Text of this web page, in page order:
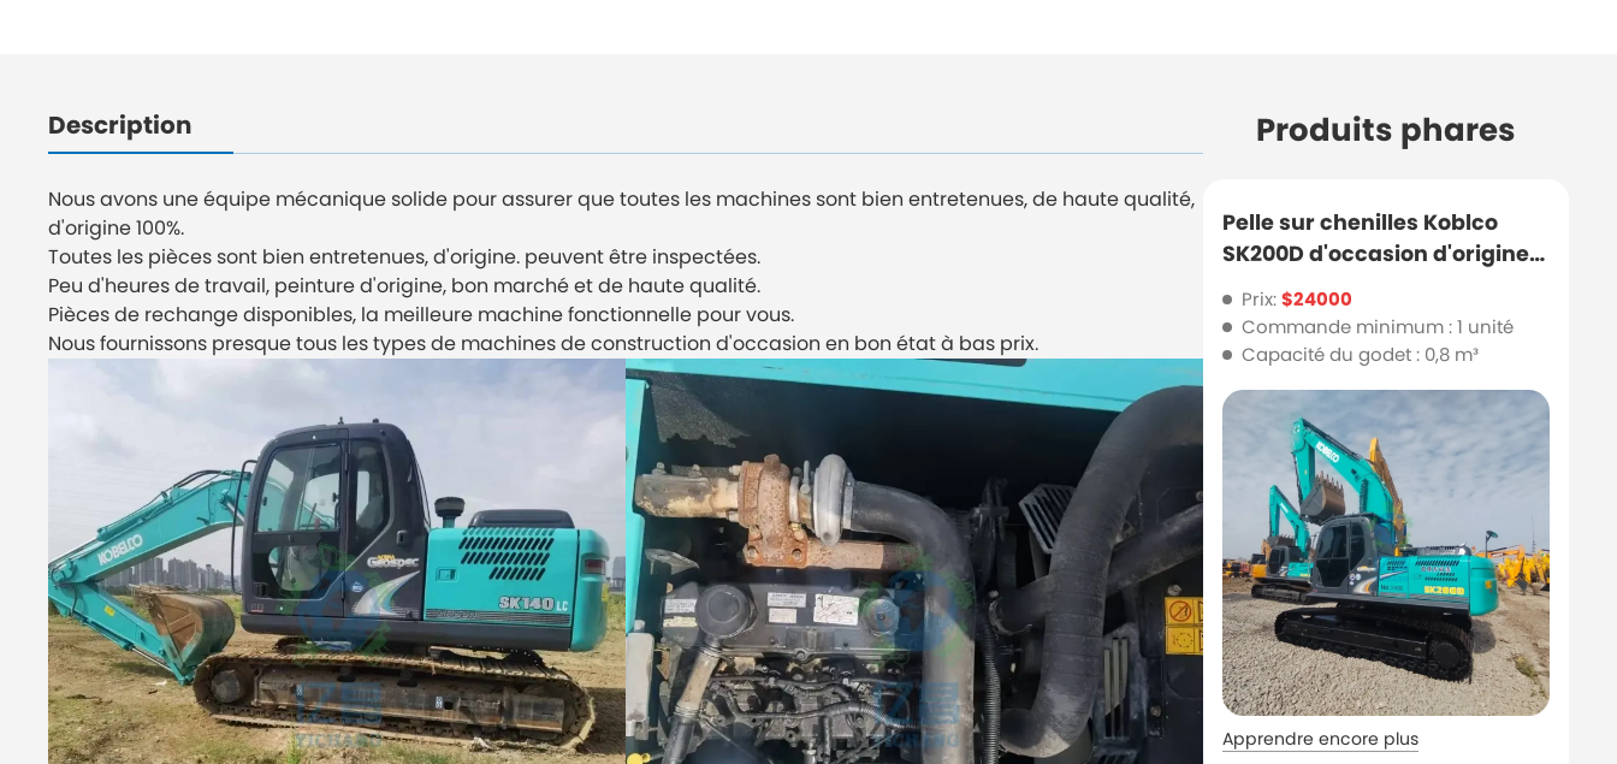
Description
Nous avons une équipe mécanique solide pour assurer que toutes les machines sont bien entretenues, de haute qualité,
d'origine 100%.
Toutes les pièces sont bien entretenues, d'origine. peuvent être inspectées.
Peu d'heures de travail, peinture d'origine, bon marché et de haute qualité.
Pièces de rechange disponibles, la meilleure machine fonctionnelle pour vous.
Nous fournissons presque tous les types de machines de construction d'occasion en bon état à bas prix.
Produits phares
Pelle sur chenilles Koblco
SK200D d'occasion d'origine
japonaise
Prix:$24000
Commande minimum : 1 unité
Capacité du godet : 0,8 m³
Apprendre encore plus